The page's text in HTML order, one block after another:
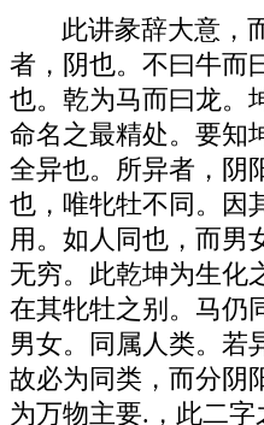
此讲彖辞大意，
者，阴也。不曰牛而
也。乾为马而曰龙。
命名之最精处。要知
全异也。所异者，阴
也，唯牝牡不同。因
用。如人同也，而男
无穷。此乾坤为生化
在其牝牡之别。马仍
男女。同属人类。若
故必为同类，而分阴
为万物主要.，此二字